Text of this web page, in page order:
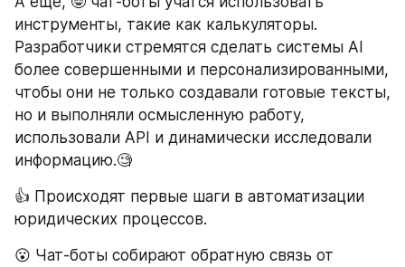
инструменты, такие как калькуляторы.
Разработчики стремятся сделать системы AI
более совершенными и персонализированными,
чтобы они не только создавали готовые тексты,
но и выполняли осмысленную работу,
использовали API и динамически исследовали
информацию.🧐
👍 Происходят первые шаги в автоматизации
юридических процессов.
😮 Чат-боты собирают обратную связь от